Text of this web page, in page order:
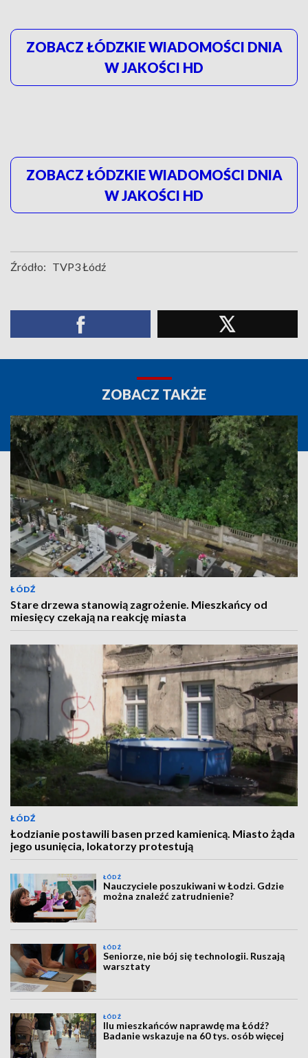
ZOBACZ ŁÓDZKIE WIADOMOŚCI DNIA
W JAKOŚCI HD
ZOBACZ ŁÓDZKIE WIADOMOŚCI DNIA
W JAKOŚCI HD
Źródło: TVP3 Łódź
ZOBACZ TAKŻE
ŁÓDŹ
Stare drzewa stanowią zagrożenie. Mieszkańcy od
miesięcy czekają na reakcję miasta
ŁÓDŹ
Łodzianie postawili basen przed kamienicą. Miasto żąda
jego usunięcia, lokatorzy protestują
ŁÓDŹ
Nauczyciele poszukiwani w Łodzi. Gdzie
można znaleźć zatrudnienie?
ŁÓDŹ
Seniorze, nie bój się technologii. Ruszają
warsztaty
ŁÓDŹ
Ilu mieszkańców naprawdę ma Łódź?
Badanie wskazuje na 60 tys. osób więcej